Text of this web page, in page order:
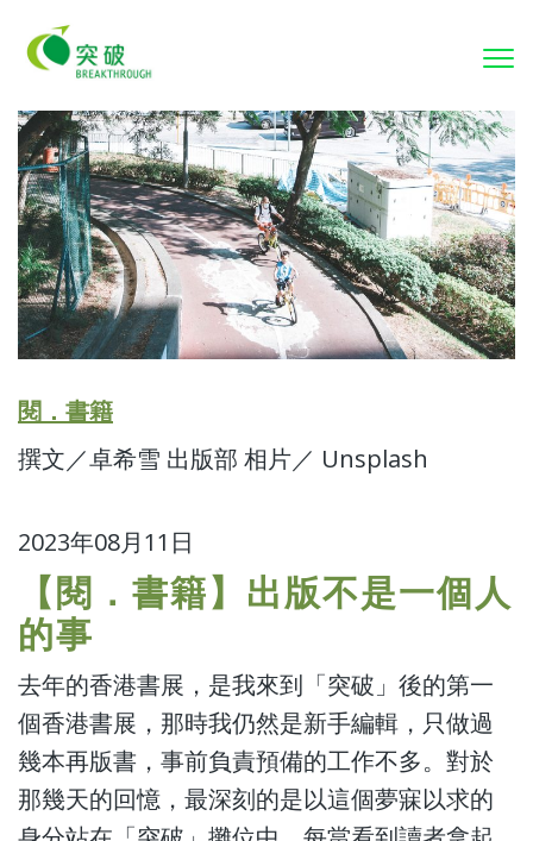
閱．書籍
撰文／卓希雪 出版部 相片／ Unsplash
2023年08月11日
【閱．書籍】出版不是一個人
的事
去年的香港書展，是我來到「突破」後的第一
個香港書展，那時我仍然是新手編輯，只做過
幾本再版書，事前負責預備的工作不多。對於
那幾天的回憶，最深刻的是以這個夢寐以求的